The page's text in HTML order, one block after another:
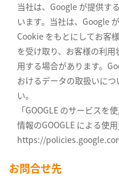
当社は、Google が提供す
います。当社は、Google
Cookie をもとにしてお客
を受け取り、お客様の利
用する場合があります。
おけるデータの取扱いに
い。
「GOOGLE のサービスを
情報のGOOGLE による使用
https://
お問合せ先